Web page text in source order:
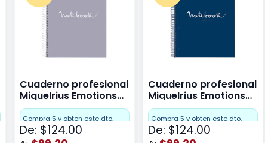
Cuaderno profesional
Miquelrius Emotions
raya 80 hojas Gris
Compra 5 y obten este dto.
De: $124.00
Cuaderno profesional
Miquelrius Emotions
Dots 80 hojas
Compra 5 y obten este dto.
De: $124.00